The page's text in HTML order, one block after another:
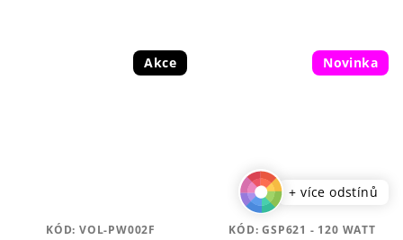
Akce
KÓD: VOL-PW002F
Novinka
+ více odstínů
KÓD:GSP621 - 120 WATT